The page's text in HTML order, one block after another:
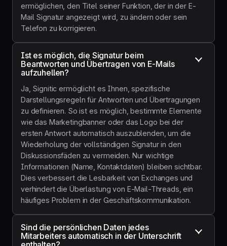
ermöglichen, den Titel seiner Funktion, der in der E-
Mail Signatur angezeigt wird, zu ändern oder sein
Telefon zu korrigieren.
Ist es möglich, die Signatur beim
Beantworten und Übertragen von E-Mails
aufzuhellen?
Ja, Signitic ermöglicht es Ihnen, spezifische
Darstellungsregeln für Antworten und Übertragungen
zu definieren. So ist es möglich, bestimmte Elemente
wie das Marketingbanner oder das Logo bei der
ersten Antwort automatisch auszublenden, um die
Wiederholung der vollständigen Signatur in den
Diskussionsfäden zu vermeiden. Nur wichtige
Informationen (Name, Kontaktdaten) bleiben sichtbar.
Dies verbessert die Lesbarkeit von Exchanges und
verhindert die Überlastung von E-Mail-Threads, ein
häufiges Problem in der Geschäftskommunikation.
Sind die persönlichen Daten jedes
Mitarbeiters automatisch in der Unterschrift